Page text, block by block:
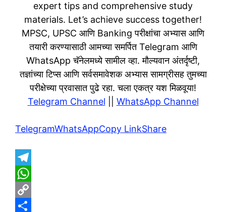
expert tips and comprehensive study
materials. Let’s achieve success together!
MPSC, UPSC आणि Banking परीक्षांचा अभ्यास आणि
तयारी करण्यासाठी आमच्या समर्पित Telegram आणि
WhatsApp चॅनेलमध्ये सामील व्हा. मौल्यवान अंतर्दृष्टी,
तज्ञांच्या टिप्स आणि सर्वसमावेशक अभ्यास सामग्रीसह तुमच्या
परीक्षेच्या प्रवासात पुढे रहा. चला एकत्र यश मिळवूया!
Telegram Channel
WhatsApp Channel
TelegramWhatsAppCopy LinkShare
T
e
W
h
C